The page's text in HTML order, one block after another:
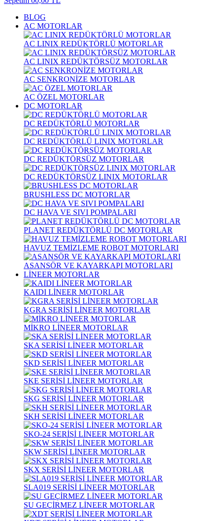
BLOG
AC MOTORLAR
AC LINIX REDÜKTÖRLÜ MOTORLAR
AC LINIX REDÜKTÖRSÜZ MOTORLAR
AC SENKRONİZE MOTORLAR
AC ÖZEL MOTORLAR
DC MOTORLAR
DC REDÜKTÖRLÜ MOTORLAR
DC REDÜKTÖRLÜ LINIX MOTORLAR
DC REDÜKTÖRSÜZ MOTORLAR
DC REDÜKTÖRSÜZ LINIX MOTORLAR
BRUSHLESS DC MOTORLAR
DC HAVA VE SIVI POMPALARI
PLANET REDÜKTÖRLÜ DC MOTORLAR
HAVUZ TEMİZLEME ROBOT MOTORLARI
ASANSÖR VE KAYARKAPI MOTORLARI
LİNEER MOTORLAR
KAIDI LİNEER MOTORLAR
KGRA SERİSİ LİNEER MOTORLAR
MİKRO LİNEER MOTORLAR
SKA SERİSİ LİNEER MOTORLAR
SKD SERİSİ LİNEER MOTORLAR
SKE SERİSİ LİNEER MOTORLAR
SKG SERİSİ LİNEER MOTORLAR
SKH SERİSİ LİNEER MOTORLAR
SKO-24 SERİSİ LİNEER MOTORLAR
SKW SERİSİ LİNEER MOTORLAR
SKX SERİSİ LİNEER MOTORLAR
SLA019 SERİSİ LİNEER MOTORLAR
SU GEÇİRMEZ LİNEER MOTORLAR